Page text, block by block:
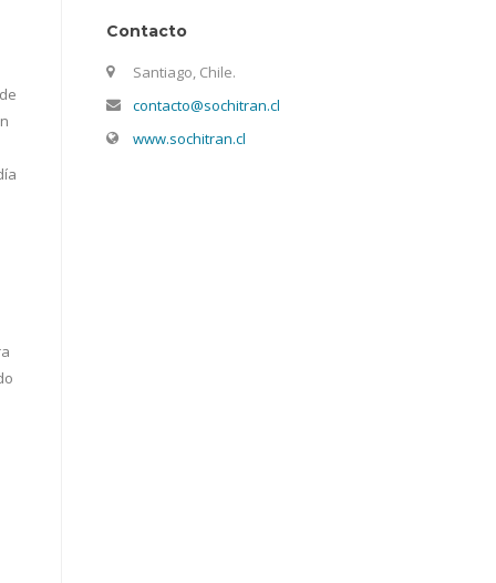
Contacto
Santiago, Chile.
contacto@sochitran.cl
www.sochitran.cl